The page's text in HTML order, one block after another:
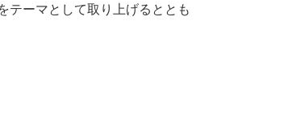
テーマとして取り上げるととも